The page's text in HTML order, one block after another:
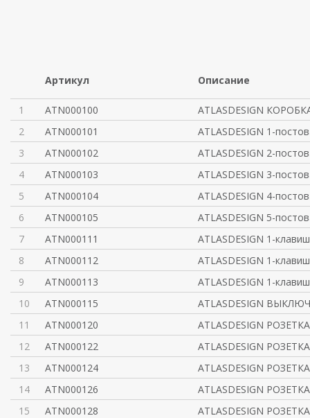
Артикул Описание
1 ATN000100
ATLASDESIGN
2
ATN000101
ATLASDESIGN 1-
3
ATN000102
ATLASDESIGN 2-
4
ATN000103
ATLASDESIGN 3-
5
ATN000104
ATLASDESIGN 4-
6
ATN000105
ATLASDESIGN 5-
7
ATN000111
ATLASDESIGN 1-
8
ATN000112
ATLASDESIGN 1-
9
ATN000113
ATLASDESIGN 1-
10
ATN000115
ATLASDESIGN
11
ATN000120
ATLASDESIGN
12
ATN000122
ATLASDESIGN
13
ATN000124
ATLASDESIGN
14
ATN000126
ATLASDESIGN
15
ATN000128
ATLASDESIGN